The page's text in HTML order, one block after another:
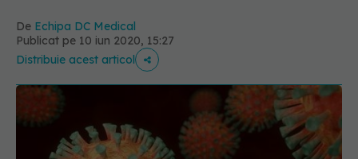
De Echipa DC Medical
Publicat pe 10 iun 2020, 15:27
Distribuie acest articol